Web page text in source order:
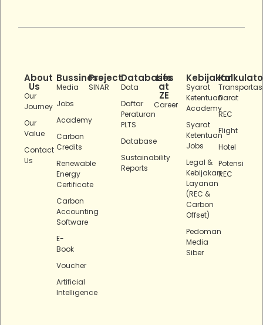
About
Us
Our
Journey
Our
Value
Contact
Us
Bussiness
Media
Jobs
Academy
Carbon
Credits
Renewable
Energy
Certificate
Carbon
Accounting
Software
E-
Book
Voucher
Artificial
Intelligence
Project
SINAR
Databases
Data
Daftar
Peraturan
PLTS
Database
Sustainability
Reports
Life
at
ZE
Career
Kebijakan
Syarat
Ketentuan
Academy
Syarat
Ketentuan
Jobs
Legal &
Kebijakan
Layanan
(REC &
Carbon
Offset)
Pedoman
Media
Siber
Darat
REC
Flight
Hotel
Potensi
REC